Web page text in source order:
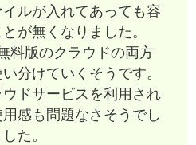
ルが入れてあっても容
が無くなりました。
料版のクラウドの両方
分けていくそうです。
ドサービスを利用され
感も問題なさそうでし
た。